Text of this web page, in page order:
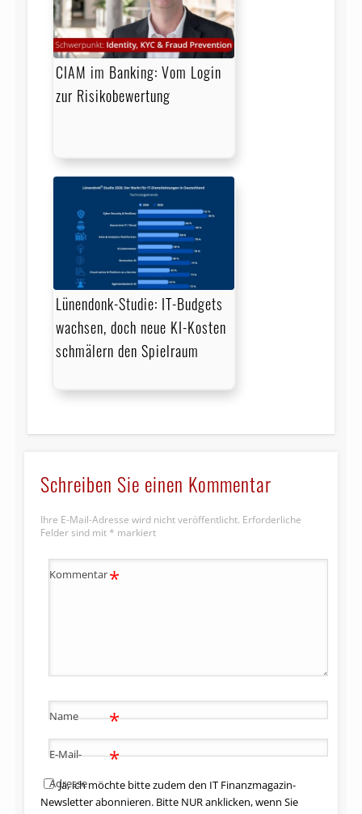
CIAM im Banking: Vom Login
zur Risikobewertung
Lünendonk-Studie: IT-Budgets
wachsen, doch neue KI-Kosten
schmälern den Spielraum
Schreiben Sie einen Kommentar
Ihre E-Mail-Adresse wird nicht veröffentlicht. Erforderliche
Felder sind mit * markiert
Kommentar*
Name *
E-Mail-
Adresse
*
Ja, ich möchte bitte zudem den IT Finanzmagazin-
Newsletter abonnieren. Bitte NUR anklicken, wenn Sie